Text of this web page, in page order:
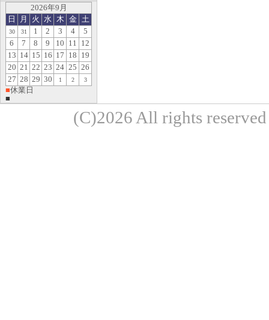
2026年9月
日
月 火 水 木 金 土
30 31 1 2 3 4
5
6
7 8 9 10 11
12
13 14 15 16 17 18 19
20 21 22 23 24 25 26
27 28 29 30 1 2 3
■休業日
■
(C)2026 All rights